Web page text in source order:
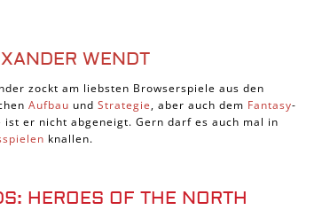
WENDT
zockt am liebsten Browserspiele aus den
Aufbau und Strategie, aber auch dem Fantasy-
ist er nicht abgeneigt. Gern darf es auch mal in
knallen.
HEROES OF THE NORTH